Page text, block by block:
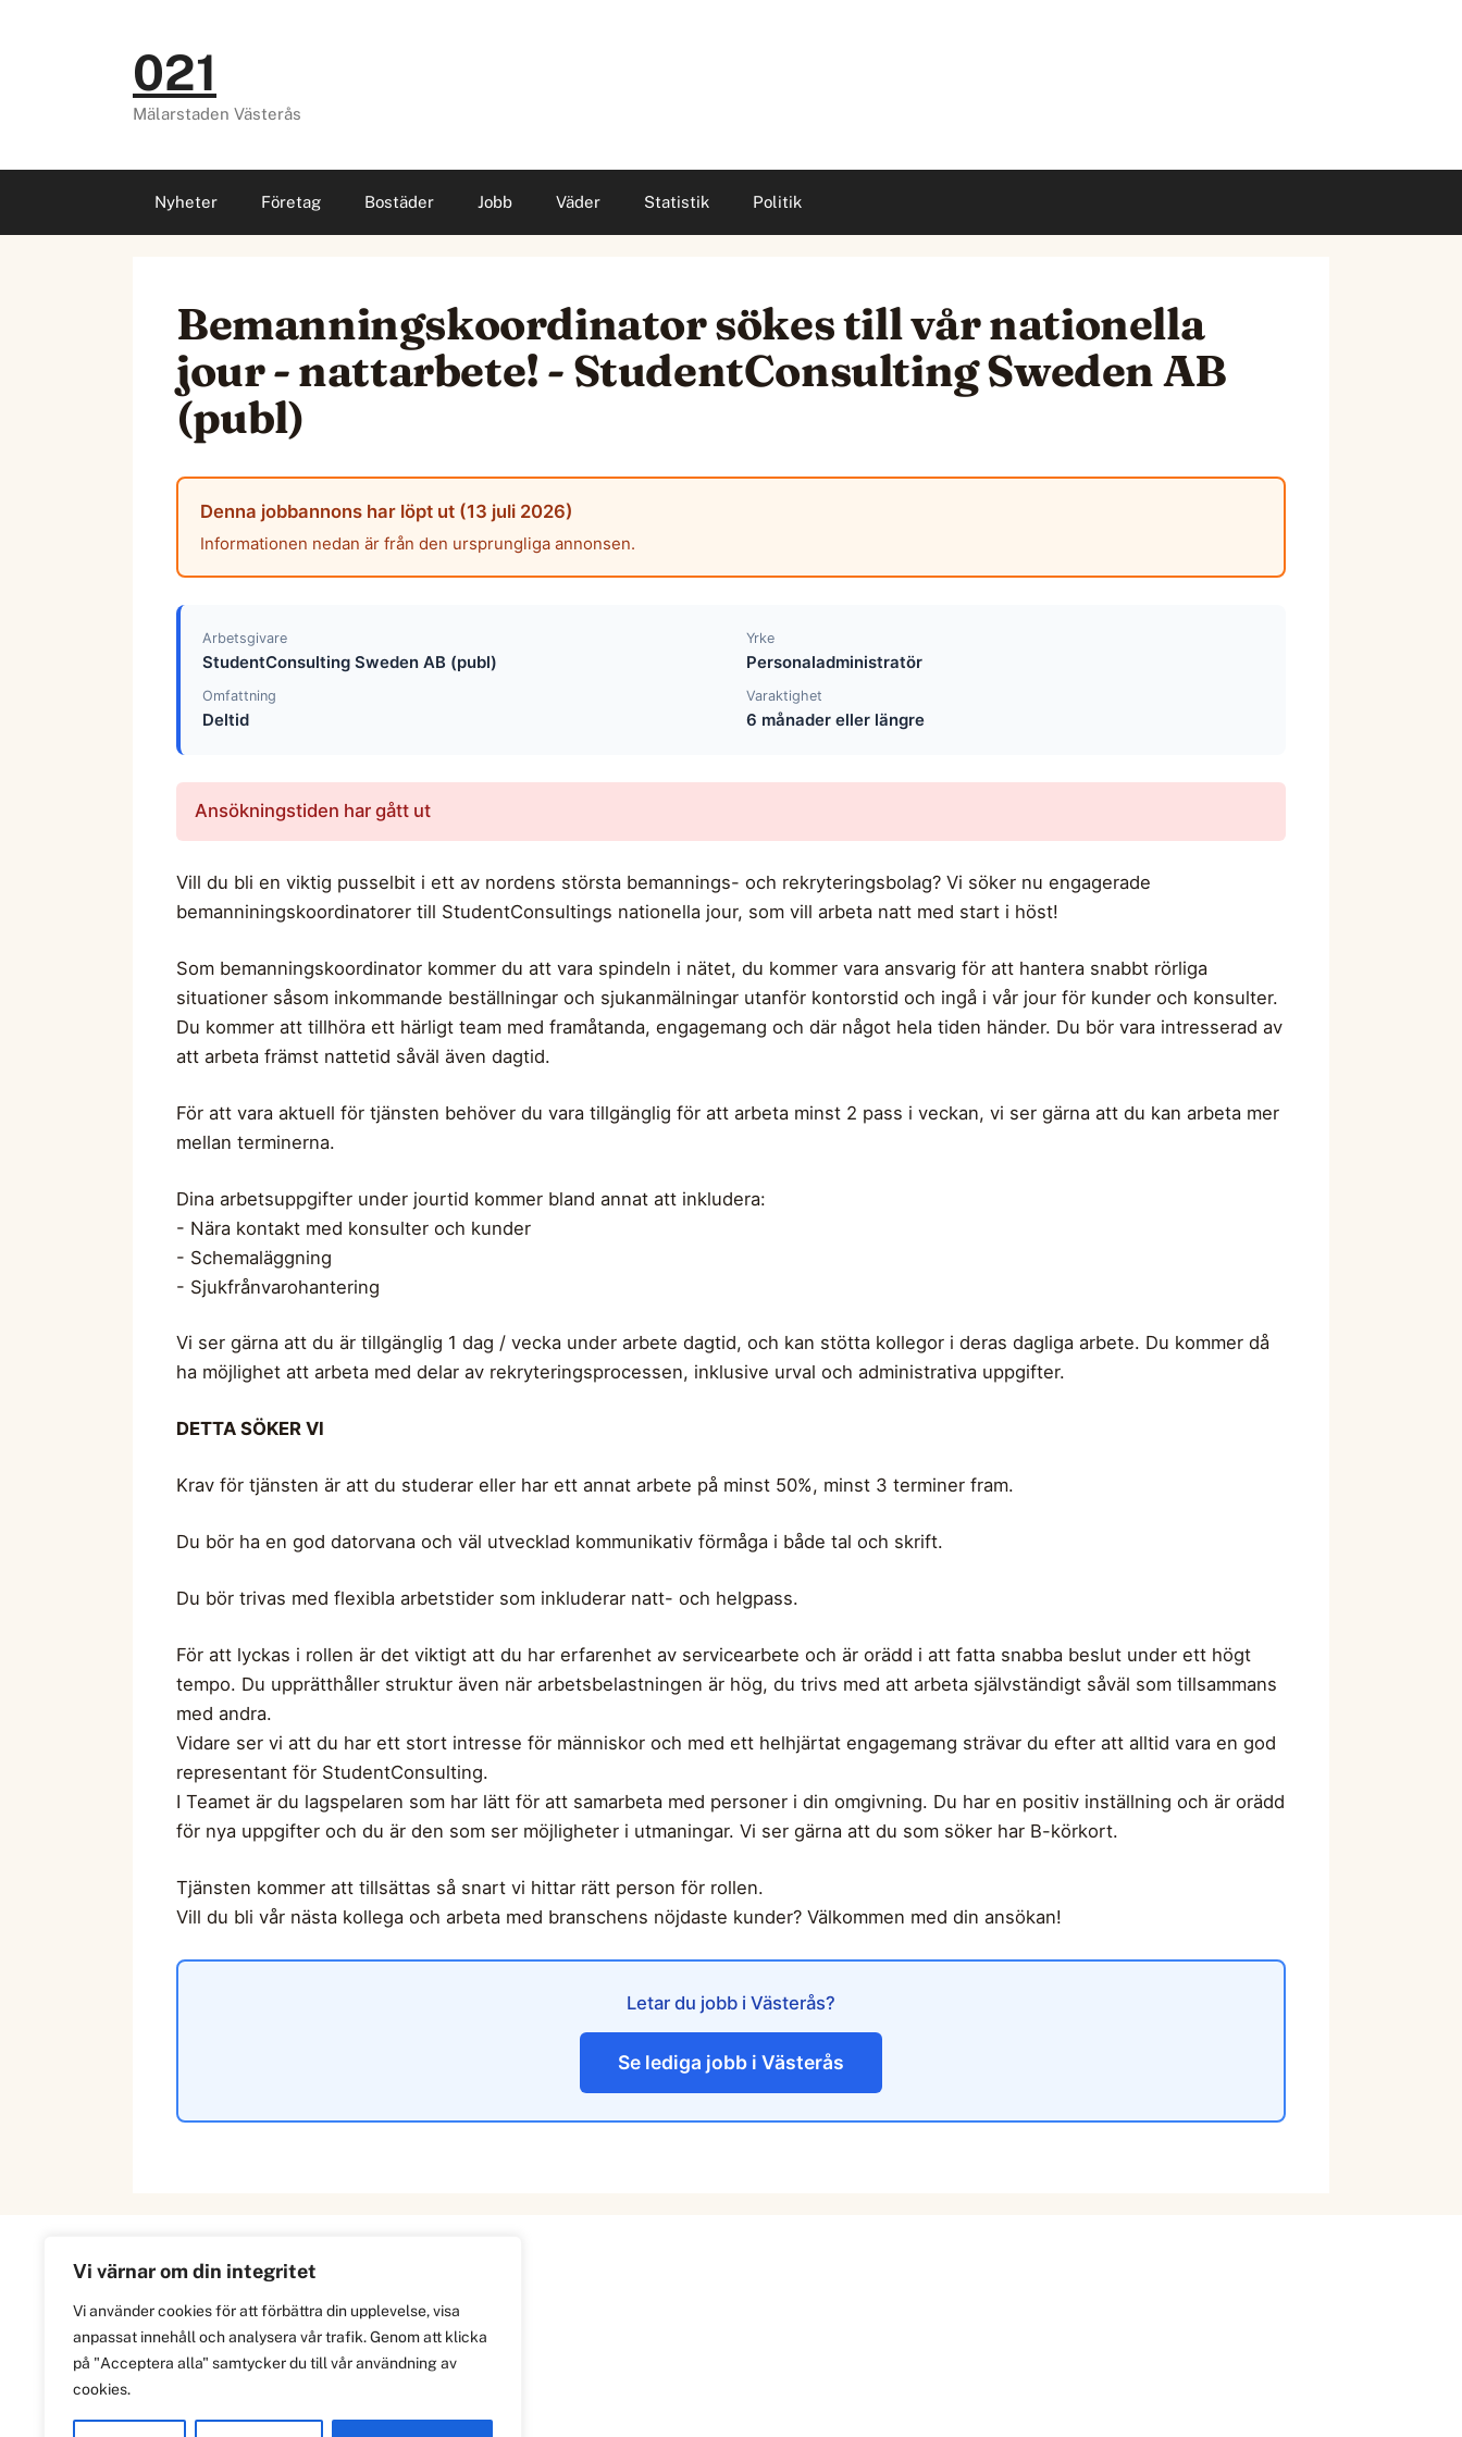
Vi värnar om din integritet
Vi använder cookies för att förbättra din upplevelse, visa
anpassat innehåll och analysera vår trafik. Genom att klicka
på "Acceptera alla" samtycker du till vår användning av
cookies.
021
Mälarstaden Västerås
Nyheter Företag Bostäder Jobb Väder Statistik Politik
Bemanningskoordinator sökes till vår nationella
jour - nattarbete! - StudentConsulting Sweden AB
(publ)
Denna jobbannons har löpt ut (13 juli 2026)
Informationen nedan är från den ursprungliga annonsen.
Arbetsgivare
StudentConsulting Sweden AB (publ)
Yrke
Personaladministratör
Omfattning
Deltid
Varaktighet
6 månader eller längre
Ansökningstiden har gått ut
Vill du bli en viktig pusselbit i ett av nordens största bemannings- och rekryteringsbolag? Vi söker nu engagerade
bemanniningskoordinatorer till StudentConsultings nationella jour, som vill arbeta natt med start i höst!
Som bemanningskoordinator kommer du att vara spindeln i nätet, du kommer vara ansvarig för att hantera snabbt rörliga
situationer såsom inkommande beställningar och sjukanmälningar utanför kontorstid och ingå i vår jour för kunder och konsulter.
Du kommer att tillhöra ett härligt team med framåtanda, engagemang och där något hela tiden händer. Du bör vara intresserad av
att arbeta främst nattetid såväl även dagtid.
För att vara aktuell för tjänsten behöver du vara tillgänglig för att arbeta minst 2 pass i veckan, vi ser gärna att du kan arbeta mer
mellan terminerna.
Dina arbetsuppgifter under jourtid kommer bland annat att inkludera:
- Nära kontakt med konsulter och kunder
- Schemaläggning
- Sjukfrånvarohantering
Vi ser gärna att du är tillgänglig 1 dag / vecka under arbete dagtid, och kan stötta kollegor i deras dagliga arbete. Du kommer då
ha möjlighet att arbeta med delar av rekryteringsprocessen, inklusive urval och administrativa uppgifter.
DETTA SÖKER VI
Krav för tjänsten är att du studerar eller har ett annat arbete på minst 50%, minst 3 terminer fram.
Du bör ha en god datorvana och väl utvecklad kommunikativ förmåga i både tal och skrift.
Du bör trivas med flexibla arbetstider som inkluderar natt- och helgpass.
För att lyckas i rollen är det viktigt att du har erfarenhet av servicearbete och är orädd i att fatta snabba beslut under ett högt
tempo. Du upprätthåller struktur även när arbetsbelastningen är hög, du trivs med att arbeta självständigt såväl som tillsammans
med andra.
Vidare ser vi att du har ett stort intresse för människor och med ett helhjärtat engagemang strävar du efter att alltid vara en god
representant för StudentConsulting.
I Teamet är du lagspelaren som har lätt för att samarbeta med personer i din omgivning. Du har en positiv inställning och är orädd
för nya uppgifter och du är den som ser möjligheter i utmaningar. Vi ser gärna att du som söker har B-körkort.
Tjänsten kommer att tillsättas så snart vi hittar rätt person för rollen.
Vill du bli vår nästa kollega och arbeta med branschens nöjdaste kunder? Välkommen med din ansökan!
Letar du jobb i Västerås?
Se lediga jobb i Västerås
Information
Om
Integritetspolicy